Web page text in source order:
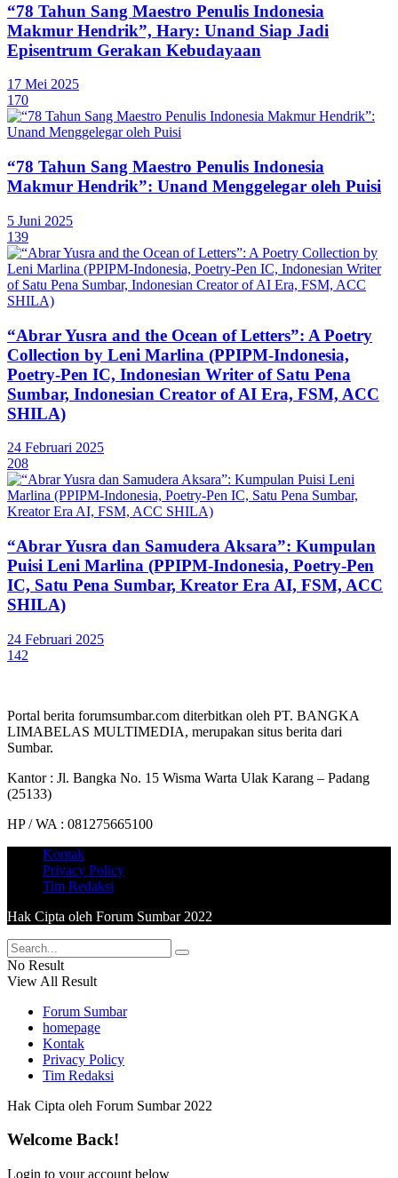
“78 Tahun Sang Maestro Penulis Indonesia
Makmur Hendrik”, Hary: Unand Siap Jadi
Episentrum Gerakan Kebudayaan
17 Mei 2025
170
“78 Tahun Sang Maestro Penulis Indonesia
Makmur Hendrik”: Unand Menggelegar oleh Puisi
5 Juni 2025
139
“Abrar Yusra and the Ocean of Letters”: A Poetry
Collection by Leni Marlina (PPIPM-Indonesia,
Poetry-Pen IC, Indonesian Writer of Satu Pena
Sumbar, Indonesian Creator of AI Era, FSM, ACC
SHILA)
24 Februari 2025
208
“Abrar Yusra dan Samudera Aksara”: Kumpulan
Puisi Leni Marlina (PPIPM-Indonesia, Poetry-Pen
IC, Satu Pena Sumbar, Kreator Era AI, FSM, ACC
SHILA)
24 Februari 2025
142
Portal berita forumsumbar.com diterbitkan oleh PT. BANGKA
LIMABELAS MULTIMEDIA, merupakan situs berita dari
Sumbar.
Kantor : Jl. Bangka No. 15 Wisma Warta Ulak Karang – Padang
(25133)
HP / WA : 081275665100
Kontak
Privacy Policy
Tim Redaksi
Hak Cipta oleh Forum Sumbar 2022
No Result
View All Result
Forum Sumbar
homepage
Kontak
Privacy Policy
Tim Redaksi
Hak Cipta oleh Forum Sumbar 2022
Welcome Back!
Login to your account below